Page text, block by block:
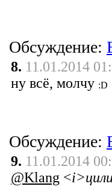
Обсуждение:
8. 11.01.2014
ну всё, молчу
Обсуждение:
9. 11.01.2014
@Klang <